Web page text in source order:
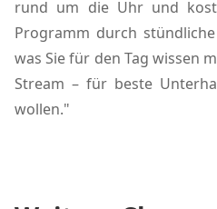
rund um die Uhr und
Programm durch
was Sie für den Tag wissen
Stream – für beste
wollen."